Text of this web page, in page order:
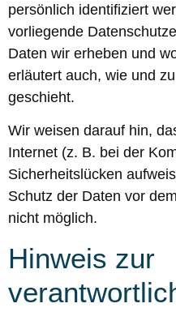
persönlich identifiziert
vorliegende
Daten wir erheben und
erläutert auch, wie und
geschieht.
Wir weisen darauf hin,
Internet (z. B. bei der
Sicherheitslücken
Schutz der Daten vor
nicht möglich.
Hinweis zur